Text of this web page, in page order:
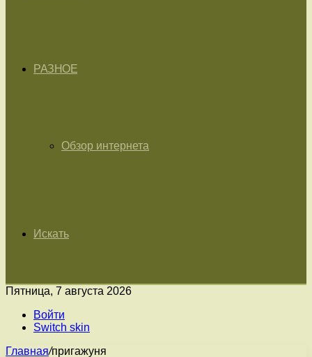
РАЗНОЕ
Обзор интернета
Искать
Пятница, 7 августа 2026
Войти
Switch skin
Главная/пригажуня